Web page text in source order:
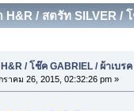
/ สตรัท SILVER /
/ โช๊ค GABRIEL / ผ้าเบร
ราคม 26, 2015, 02:32:26 pm »